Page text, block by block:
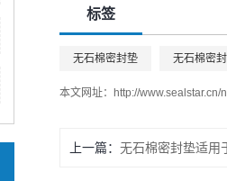
标签
无石棉密封垫 无石棉密
本文网址： http://www.sealstar.cn/
上一篇： 无石棉密封垫适用